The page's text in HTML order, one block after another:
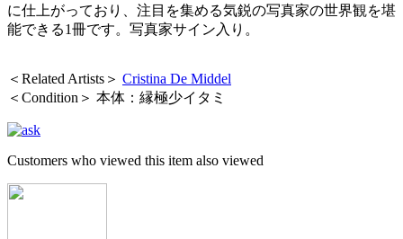
に仕上がっており、注目を集める気鋭の写真家の世界観を堪
能できる1冊です。 写真家サイン入り 。
＜Related Artists＞ Cristina De Middel
＜Condition＞ 本体：縁極少イタミ
Customers who viewed this item also viewed